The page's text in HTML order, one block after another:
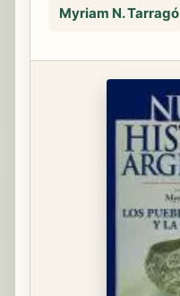
Myriam N. Tarragó